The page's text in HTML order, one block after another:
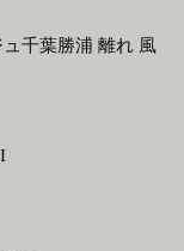
ュ千葉勝浦 離れ 風